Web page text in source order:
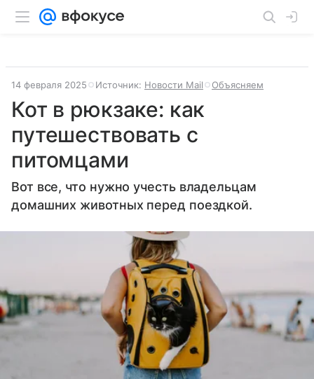
14 февраля 2025 Источник: Новости Mail Объясняем
Кот в рюкзаке: как
путешествовать с
питомцами
Вот все, что нужно учесть владельцам
домашних животных перед поездкой.